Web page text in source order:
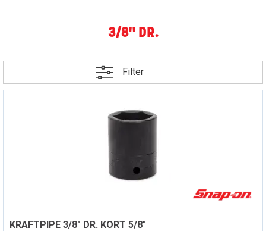
3/8" DR.
Filter
KRAFTPIPE 3/8" DR. KORT 5/8"